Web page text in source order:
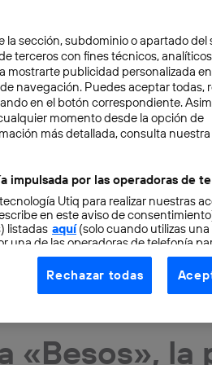
«Besos», la
la sección, subdominio o apartado del
terceros con fines técnicos,
mostrarte publicidad personalizada
navegación. Puedes aceptar todas,
en el botón correspondiente.
momento desde la opción de
más detallada, consulta nuestra
impulsada por las operadoras de
Utiq para realizar nuestras
en este aviso de
listadas aquí(solo cuando utilizas una
una de las operadoras de telefonía
web).
privacidad como prioridad
número de teléfono móvil).
Rechazar todas